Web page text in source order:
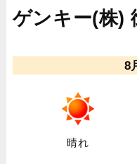
ゲンキー(株)
8
晴れ